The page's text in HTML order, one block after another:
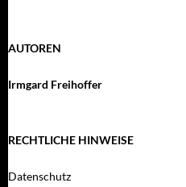
AUTOREN
Irmgard Freihoffer
RECHTLICHE HINWEISE
Datenschutz